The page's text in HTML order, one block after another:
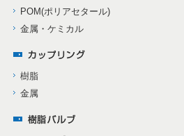
POM(ポリアセタール)
金属・ケミカル
樹脂
金属